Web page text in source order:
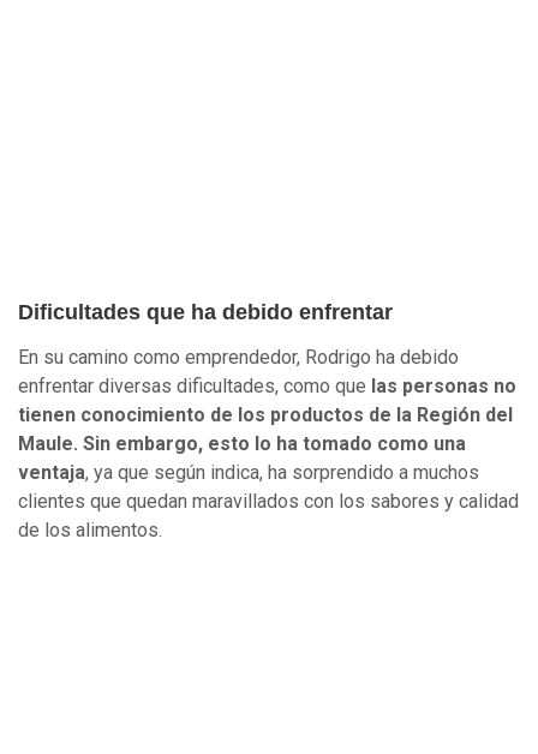
Dificultades que ha debido enfrentar
En su camino como emprendedor, Rodrigo ha debido
enfrentar diversas dificultades, como que las personas no
tienen conocimiento de los productos de la Región del
Maule. Sin embargo, esto lo ha tomado como una
ventaja, ya que según indica, ha sorprendido a muchos
clientes que quedan maravillados con los sabores y calidad
de los alimentos.